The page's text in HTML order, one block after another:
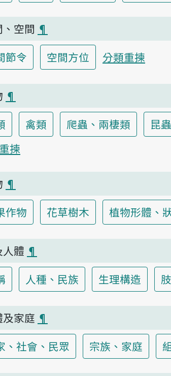
空間 ¶
節令
空間方位 分類重揀
¶
禽類 爬蟲、兩棲類 昆
揀
¶
作物
花草樹木 植物形體、
人體 ¶
人種、民族 生理構造
家庭 ¶
、社會、民眾
宗族、家庭